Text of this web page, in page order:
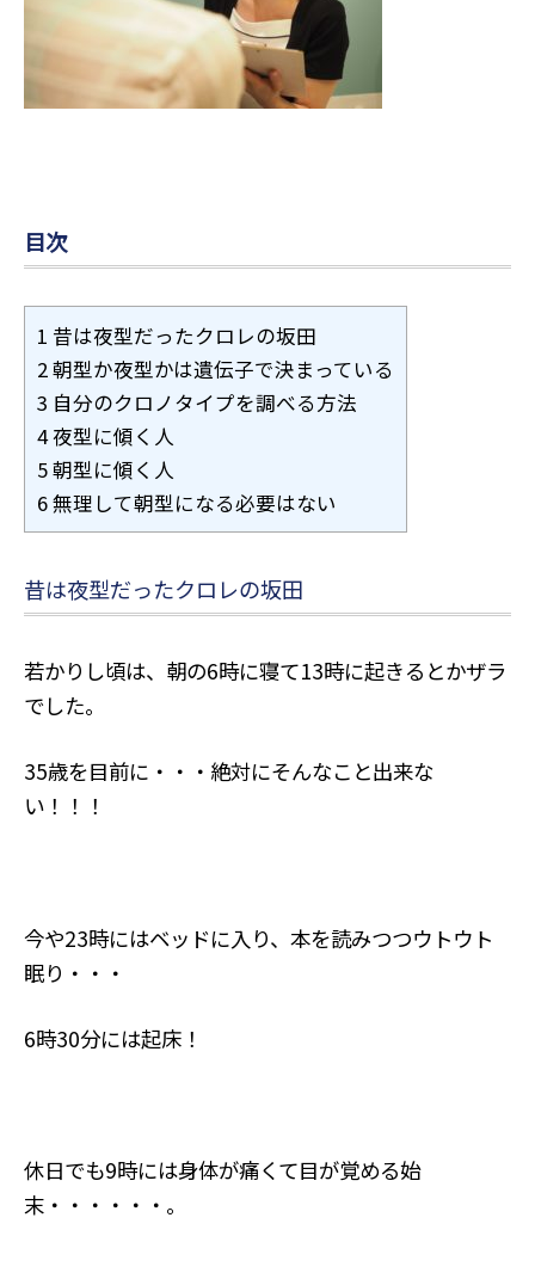
目次
1 昔は夜型だったクロレの坂田
2朝型か夜型かは遺伝子で決まっている
3 自分のクロノタイプを調べる方法
4夜型に傾く人
5朝型に傾く人
6無理して朝型になる必要はない
昔は夜型だったクロレの坂田
若かりし頃は、朝の6時に寝て13時に起きるとかザラ
でした。
35歳を目前に・・・絶対にそんなこと出来な
い！！！
今や23時にはベッドに入り、本を読みつつウトウト
眠り・・・
6時30分には起床！
休日でも9時には身体が痛くて目が覚める始
末・・・・・・。